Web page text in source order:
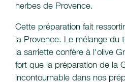
herbes de Provence.
Cette préparation fait
la Provence. Le mélange du
la sarriette confère à l'olive
fort que la préparation de la
incontournable dans nos